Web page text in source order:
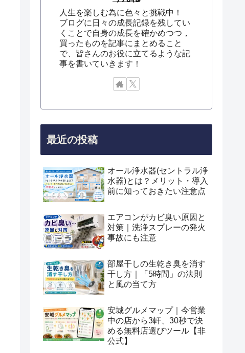
人生を楽しむ為に色々と挑戦中！
ブログに日々の成長記録を残してい
くことで自身の成長を確かめつつ，
買ったものを記事にまとめること
で、皆さんのお役に立てるような記
事を書いていきます！
最近の投稿
オール浄水器(セントラル浄
水器)とは？メリット・導入
前に知っておきたい注意点
エアコンがカビ臭い原因と
対策｜洗浄スプレーの発火
事故にも注意
部屋干しの生乾き臭を消す
干し方｜「5時間」の法則
と風の当て方
安城グルメマップ｜今営業
中の店から3軒、30秒で決
める無料店選びツール【非
公式】